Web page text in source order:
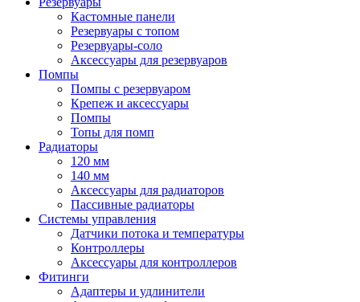
Кастомные панели
Резервуары с топом
Резервуары-соло
Аксессуары для резервуаров
Помпы
Помпы с резервуаром
Крепеж и аксессуары
Помпы
Топы для помп
Радиаторы
120 мм
140 мм
Аксессуары для радиаторов
Пассивные радиаторы
Системы управления
Датчики потока и температуры
Контроллеры
Аксессуары для контроллеров
Фитинги
Адаптеры и удлинители